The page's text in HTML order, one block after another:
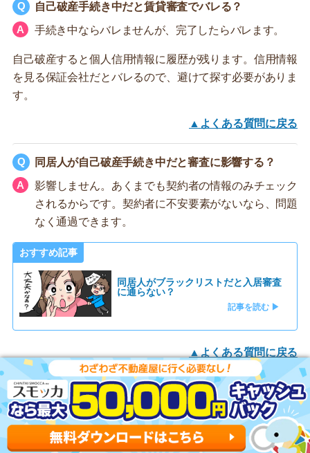
自己破産手続き中だと賃貸審査でバレる？
手続き中ならバレませんが、完了したらバレます。
自己破産すると個人信用情報に履歴が残ります。信用情報
を見る保証会社だとバレるので、避けて探す必要がありま
す。
▲よくある質問に戻る
同居人が自己破産手続き中だと審査に影響する？
影響しません。あくまでも契約者の情報のみチェック
されるからです。契約者に不安要素がないなら、問題
なく通過できます。
おすすめ記事
同居人がブラックリストだと入居審査
に通らない？
記事を読む ▶
▲よくある質問に戻る
家賃の引き落としがカードだと審査通過後でも否決に
なる？
否決にはなりません。カード会社は、家賃の回収代行
をおこなうだけだからです。